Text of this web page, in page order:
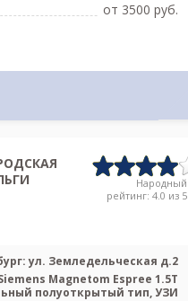
от 3500 pуб.
Народный
рейтинг: 4.0 из 5
ул. Земледельческая д.2
Magnetom Espree 1.5T
полуоткрытый тип, УЗИ